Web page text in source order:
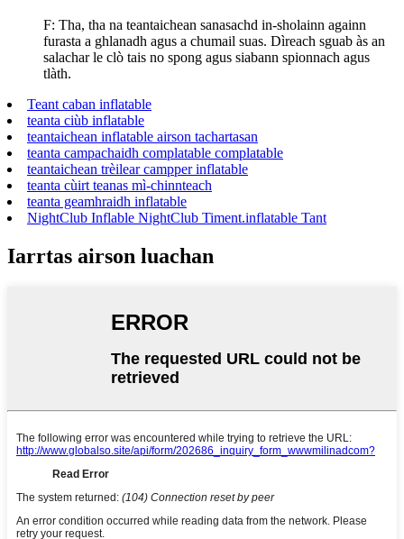
F: Tha, tha na teantaichean sanasachd in-sholainn againn
furasta a ghlanadh agus a chumail suas. Dìreach sguab às an
salachar le clò tais no spong agus siabann spionnach agus
tlàth.
Teant caban inflatable
teanta ciùb inflatable
teantaichean inflatable airson tachartasan
teanta campachaidh complatable complatable
teantaichean trèilear campper inflatable
teanta cùirt teanas mì-chinnteach
teanta geamhraidh inflatable
NightClub Inflable NightClub Timent.inflatable Tant
Iarrtas airson luachan